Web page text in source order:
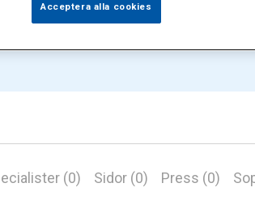
(0) Sidor (0) Press (0)
Acceptera alla cookies